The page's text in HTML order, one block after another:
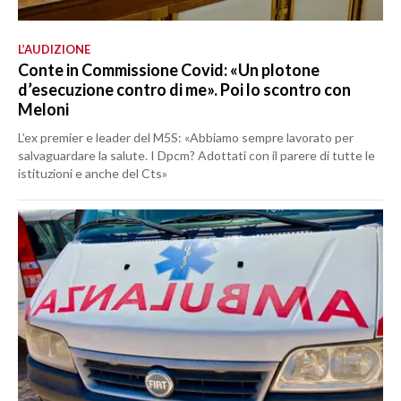
L’AUDIZIONE
Conte in Commissione Covid: «Un plotone
d’esecuzione contro di me». Poi lo scontro con
Meloni
L’ex premier e leader del M5S: «Abbiamo sempre lavorato per
salvaguardare la salute. I Dpcm? Adottati con il parere di tutte le
istituzioni e anche del Cts»